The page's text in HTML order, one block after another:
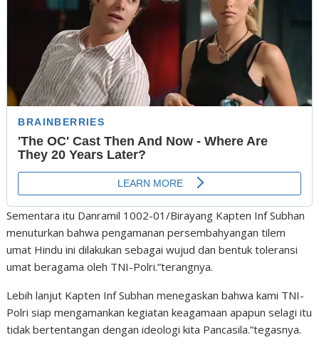
Sementara itu Danramil 1002-01/Birayang Kapten Inf Subhan
menuturkan bahwa pengamanan persembahyangan tilem
umat Hindu ini dilakukan sebagai wujud dan bentuk toleransi
umat beragama oleh TNI-Polri.”terangnya.
Lebih lanjut Kapten Inf Subhan menegaskan bahwa kami TNI-
Polri siap mengamankan kegiatan keagamaan apapun selagi itu
tidak bertentangan dengan ideologi kita Pancasila.”tegasnya.